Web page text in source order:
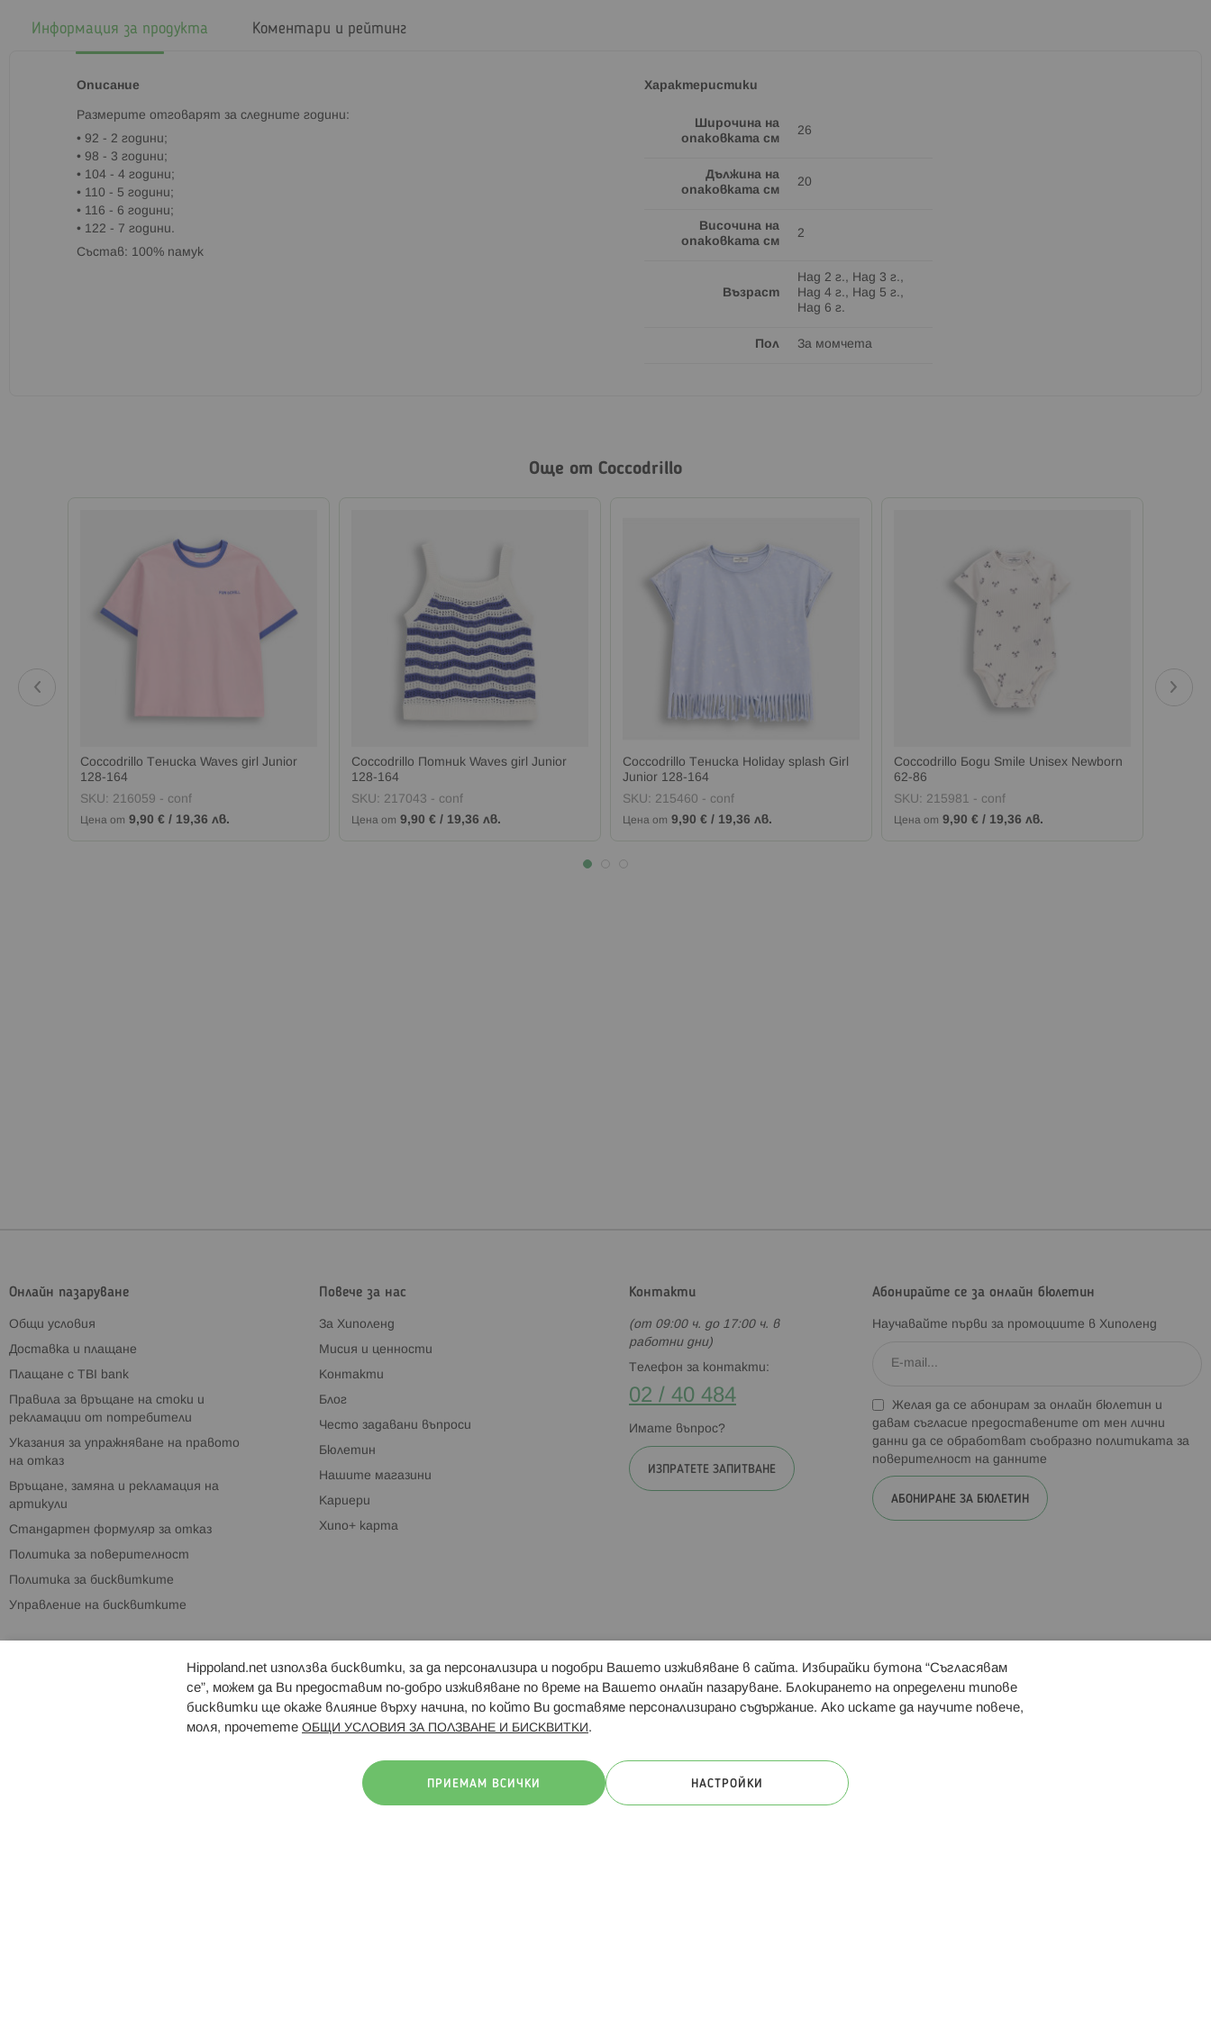
Информация за продукта
Описание
Paзмepитe oтгoвapят зa cлeднитe гoдини:
• 92 - 2 гoдини;
• 98 - 3 гoдини;
• 104 - 4 гoдини;
• 110 - 5 гoдини;
• 116 - 6 гoдини;
• 122 - 7 гoдини.
Cъcтaв: 100% памук
Характеристики
Широчина на
опаковката см
26
Дължина на
опаковката см
20
Височина на
опаковката см
2
Възраст
Над 2 г., Над 3 г.,
Над 4 г., Над 5 г.,
Над 6 г.
Пол За момчета
Коментари и рейтинг
Още от Coccodrillo
Coccodrillo Тениска Waves girl Junior
128-164
SKU: 216059 - conf
Цена от 9,90 € / 19,36 лв.
Coccodrillo Потник Waves girl Junior
128-164
SKU: 217043 - conf
Цена от 9,90 € / 19,36 лв.
Coccodrillo Тениска Holiday splash Girl
Junior 128-164
SKU: 215460 - conf
Цена от 9,90 € / 19,36 лв.
Coccodrillo Боди Smile Unisex Newborn
62-86
SKU: 215981 - conf
Цена от 9,90 € / 19,36 лв.
Онлайн пазаруване
Общи условия
Доставка и плащане
Плащане с TBI bank
Правила за връщане на стоки и
рекламации от потребители
Указания за упражняване на правото
на отказ
Връщане, замяна и рекламация на
артикули
Стандартен формуляр за отказ
Политика за поверителност
Политика за бисквитките
Управление на бисквитките
Повече за нас
За Хиполенд
Мисия и ценности
Контакти
Блог
Често задавани въпроси
Бюлетин
Нашите магазини
Кариери
Хипо+ карта
Контакти
(от 09:00 ч. до 17:00 ч. в
работни дни)
Телефон за контакти:
02 / 40 484
Имате въпрос?
ИЗПРАТЕТЕ ЗАПИТВАНЕ
Абонирайте се за онлайн бюлетин
Научавайте първи за промоциите в Хиполенд
Желая да се абонирам за онлайн бюлетин и
давам съгласие предоставените от мен лични
данни да се обработват съобразно политиката за
поверителност на данните
АБОНИРАНЕ ЗА БЮЛЕТИН
Брошури Магазини Свързани сайтове: Hippoland.ro Последвайте ни:
Hippoland.net използва бисквитки, за да персонализира и подобри Вашето изживяване в сайта. Избирайки бутона “Съгласявам
се”, можем да Ви предоставим по-добро изживяване по време на Вашето онлайн пазаруване. Блокирането на определени типове
бисквитки ще окаже влияние върху начина, по който Ви доставяме персонализирано съдържание. Ако искате да научите повече,
моля, прочетете ОБЩИ УСЛОВИЯ ЗА ПОЛЗВАНЕ И БИСКВИТКИ .
ПРИЕМАМ ВСИЧКИ НАСТРОЙКИ